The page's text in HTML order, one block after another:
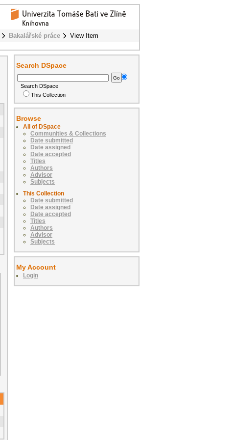
Bakalářské práce View Item
Search DSpace
Search DSpace
This Collection
Browse
All of DSpace
Communities & Collections
Date submitted
Date assigned
Date accepted
Titles
Authors
Advisor
Subjects
This Collection
Date submitted
Date assigned
Date accepted
Titles
Authors
Advisor
Subjects
My Account
Login